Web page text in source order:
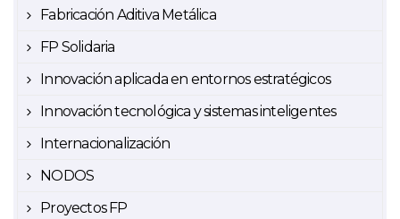
Fabricación Aditiva Metálica
FP Solidaria
Innovación aplicada en entornos estratégicos
Innovación tecnológica y sistemas inteligentes
Internacionalización
NODOS
Proyectos FP